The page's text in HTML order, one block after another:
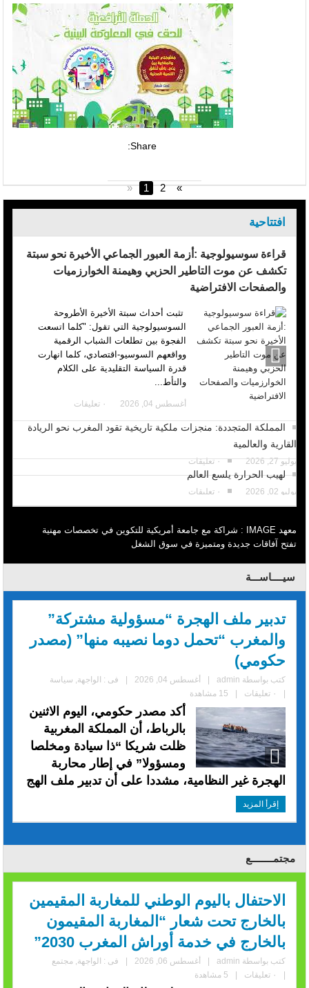
Share:
« 1 2 »
افتتاحية
قراءة سوسيولوجية :أزمة العبور الجماعي الأخيرة نحو سبتة
تكشف عن موت التاطير الحزبي وهيمنة الخوارزميات
والصفحات الافتراضية
تثبت أحداث سبتة الأخيرة الأطروحة
السوسيولوجية التي تقول: "كلما اتسعت
الفجوة بين تطلعات الشباب الرقمية
وواقعهم السوسيو-اقتصادي، كلما انهارت
قدرة السياسة التقليدية على الكلام
والتأط...
أغسطس 04, 2026 ٠ تعليقات
المملكة المتجددة: منجزات ملكية تاريخية تقود المغرب نحو الريادة
القارية والعالمية
يوليو 27, 2026 ٠ تعليقات
لهيب الحرارة يلسع العالم
يوليو 02, 2026 ٠ تعليقات
معهد IMAGE : شراكة مع جامعة أمريكية للتكوين في تخصصات مهنية
تفتح آفاقات جديدة ومتميزة في سوق الشغل
سيــــاســـة
تدبير ملف الهجرة “مسؤولية مشتركة”
والمغرب “تحمل دوما نصيبه منها” (مصدر
حكومي)
كتب بواسطة admin
| أغسطس 04, 2026 | فى : الواجهة سياسة
|
٠ تعليقات | 15 مشاهدة
أكد مصدر حكومي، اليوم الاثنين
بالرباط، أن المملكة المغربية
ظلت شريكا “ذا سيادة ومخلصا
ومسؤولا” في إطار محاربة
الهجرة غير النظامية، مشددا على أن تدبير ملف الهج
إقرأ المزيد
مجتمــــــــع
الاحتفال باليوم الوطني للمغاربة المقيمين
بالخارج تحت شعار “المغاربة المقيمون
بالخارج في خدمة أوراش المغرب 2030”
كتب بواسطة admin
| أغسطس 06, 2026 | فى : الواجهة ,مجتمع
|
٠ تعليقات | 5 مشاهدة